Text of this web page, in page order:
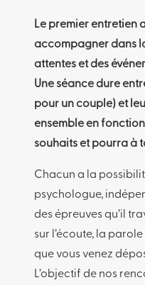
Le premier entretien
accompagner dans
attentes et des
Une séance dure
pour un couple) et
ensemble en
souhaits et pourra à
Chacun a la
psychologue,
des épreuves qu’il
sur l’écoute, la
que vous venez
L’objectif de nos